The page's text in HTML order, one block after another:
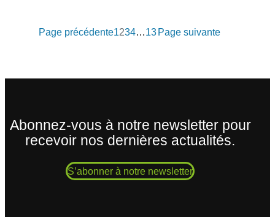
Page précédente1234…13Page suivante
Abonnez-vous à notre newsletter pour
recevoir nos dernières actualités.
S’abonner à notre newsletter